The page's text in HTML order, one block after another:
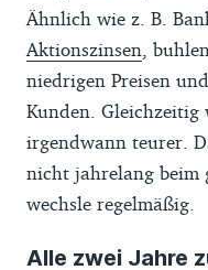
Ähnlich wie z. B.
Aktionszinsen ,
niedrigen Preisen
Kunden. Gleichzeitig
irgendwann teurer.
nicht jahrelang beim
wechsle regelmäßig.
Alle zwei Jahre